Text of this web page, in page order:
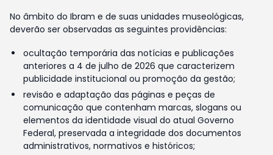
No âmbito do Ibram e de suas unidades museológicas,
deverão ser observadas as seguintes providências:
ocultação temporária das notícias e publicações
anteriores a 4 de julho de 2026 que caracterizem
publicidade institucional ou promoção da gestão;
revisão e adaptação das páginas e peças de
comunicação que contenham marcas, slogans ou
elementos da identidade visual do atual Governo
Federal, preservada a integridade dos documentos
administrativos, normativos e históricos;